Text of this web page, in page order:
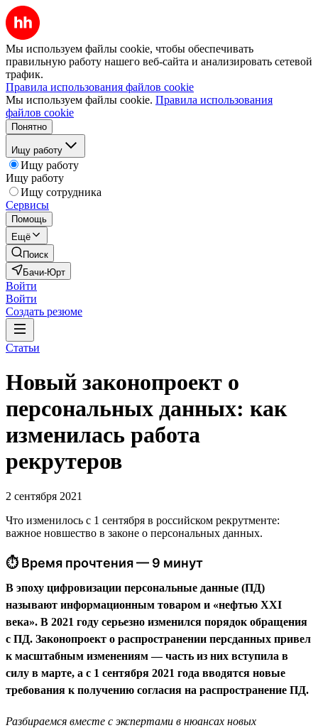
Мы используем файлы cookie, чтобы обеспечивать
правильную работу нашего веб-сайта и анализировать сетевой
трафик.
Правила использования файлов cookie
Мы используем файлы cookie. Правила использования
файлов cookie
Понятно
Ищу работу
Ищу работу
Ищу работу
Ищу сотрудника
Сервисы
Помощь
Ещё
Поиск
Бачи-Юрт
Войти
Войти
Создать резюме
Статьи
Новый законопроект о
персональных данных: как
изменилась работа
рекрутеров
2 сентября 2021
Что изменилось с 1 сентября в российском рекрутменте:
важное новшество в законе о персональных данных.
⏱ Время прочтения — 9 минут
В эпоху цифровизации персональные данные (ПД)
называют информационным товаром и «нефтью XXI
века». В 2021 году серьезно изменился порядок обращения
с ПД. Законопроект о распространении персданных привел
к масштабным изменениям — часть из них вступила в
силу в марте, а с 1 сентября 2021 года вводятся новые
требования к получению согласия на распространение ПД.
Разбираемся вместе с экспертами в нюансах новых